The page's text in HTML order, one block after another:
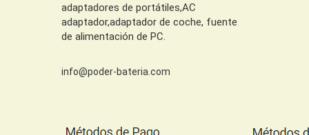
adaptadores de portátiles,AC
adaptador,adaptador de coche, fuente
de alimentación de PC.
info@poder-bateria.com